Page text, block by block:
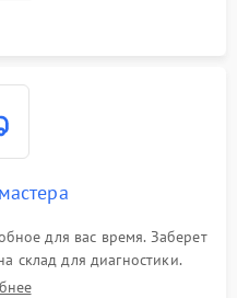
для вас время. Заберет
склад для диагностики.